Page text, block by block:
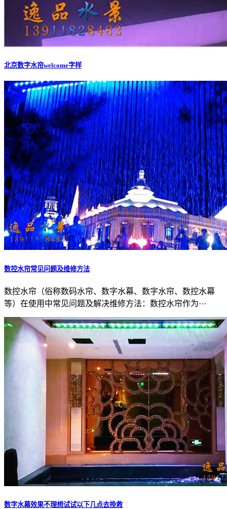
北京数字水帘welcome字样
数控水帘常见问题及维修方法
数控水帘（俗称数码水帘、数字水幕、数字水帘、数控水幕
等）在使用中常见问题及解决维修方法：数控水帘作为···
数字水幕效果不理想试试以下几点去挽救